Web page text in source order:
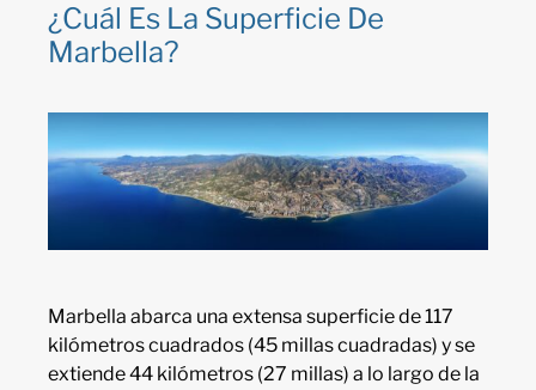
¿Cuál Es La Superficie De
Marbella?
Marbella abarca una extensa superficie de 117
kilómetros cuadrados (45 millas cuadradas) y se
extiende 44 kilómetros (27 millas) a lo largo de la